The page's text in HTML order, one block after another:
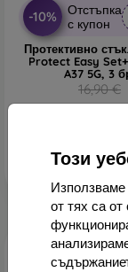
Този
от тях са
-10%
Отстъпка
с купон
Протективно
Protect Easy
A37 5G, 3
16,90 €
15,20